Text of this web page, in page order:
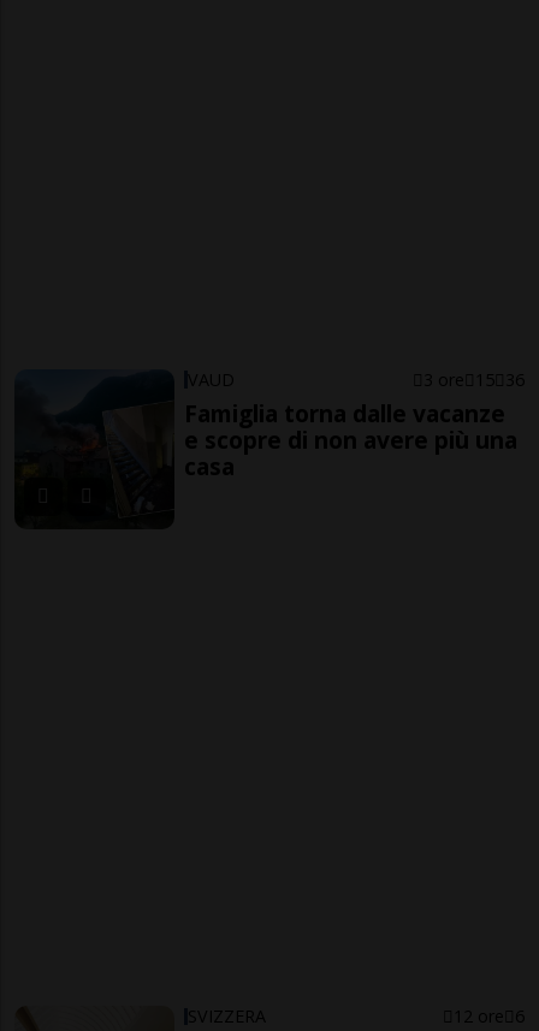
VAUD 3 ore 15 36
Famiglia torna dalle vacanze
e scopre di non avere più una
casa
SVIZZERA 12 ore 6